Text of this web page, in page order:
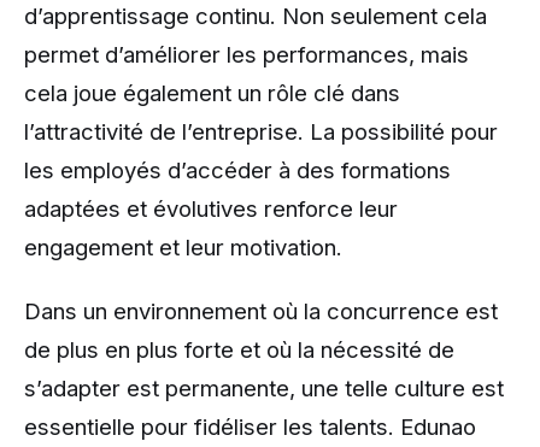
d’apprentissage continu. Non seulement cela
permet d’améliorer les performances, mais
cela joue également un rôle clé dans
l’attractivité de l’entreprise. La possibilité pour
les employés d’accéder à des formations
adaptées et évolutives renforce leur
engagement et leur motivation.
Dans un environnement où la concurrence est
de plus en plus forte et où la nécessité de
s’adapter est permanente, une telle culture est
essentielle pour fidéliser les talents. Edunao